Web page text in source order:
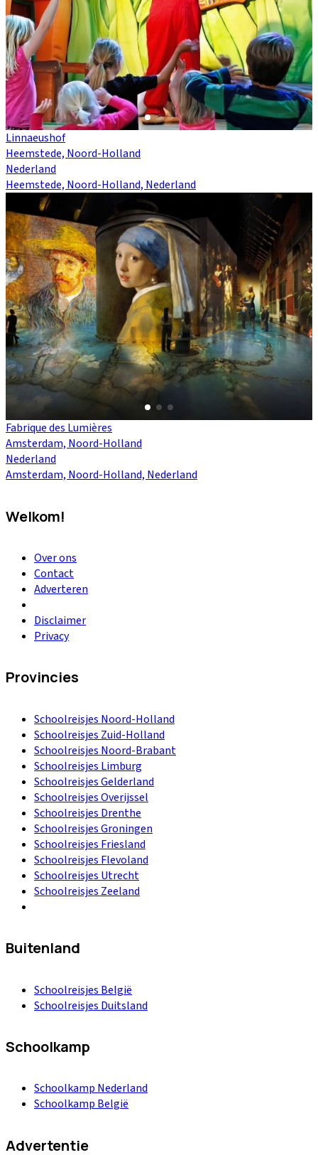
Linnaeushof
Heemstede, Noord-Holland
Nederland
Heemstede, Noord-Holland, Nederland
Fabrique des Lumières
Amsterdam, Noord-Holland
Nederland
Amsterdam, Noord-Holland, Nederland
Welkom!
Over ons
Contact
Adverteren
Disclaimer
Privacy
Provincies
Schoolreisjes Noord-Holland
Schoolreisjes Zuid-Holland
Schoolreisjes Noord-Brabant
Schoolreisjes Limburg
Schoolreisjes Gelderland
Schoolreisjes Overijssel
Schoolreisjes Drenthe
Schoolreisjes Groningen
Schoolreisjes Friesland
Schoolreisjes Flevoland
Schoolreisjes Utrecht
Schoolreisjes Zeeland
Buitenland
Schoolreisjes België
Schoolreisjes Duitsland
Schoolkamp
Schoolkamp Nederland
Schoolkamp België
Advertentie